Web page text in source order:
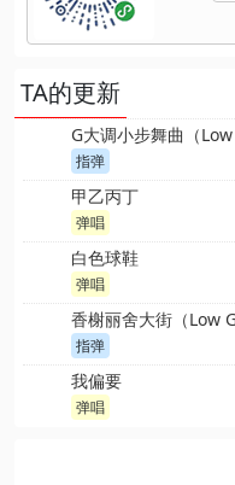
TA的更新
G大调小步舞曲（Low
指弹
甲乙丙丁
弹唱
白色球鞋
弹唱
香榭丽舍大街（Low G
指弹
我偏要
弹唱